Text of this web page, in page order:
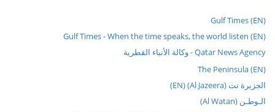
Gulf Times (EN)
Gulf Times - When the time speaks, the world listen (EN)
Qatar News Agency - وكالة الأنباء القطرية
The Peninsula (EN)
الجزيرة نت (Al Jazeera) (EN)
الـوطـن (Al Watan)